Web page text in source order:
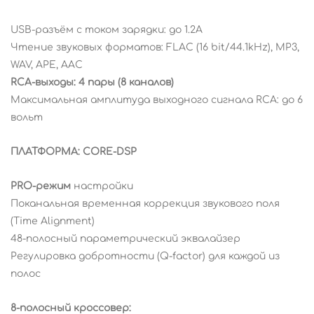
USB-разъём с током зарядки: до 1.2А
Чтение звуковых форматов: FLAC (16 bit/44.1kHz), MP3,
WAV, APE, AAC
RCA-выходы: 4 пары (8 каналов)
Максимальная амплитуда выходного сигнала RCA: до 6
вольт
ПЛАТФОРМА: CORE-DSP
PRO-режим настройки
Поканальная временная коррекция звукового поля
(Time Alignment)
48-полосный параметрический эквалайзер
Регулировка добротности (Q-factor) для каждой из
полос
8-полосный кроссовер: